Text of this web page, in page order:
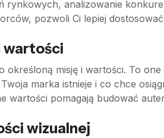
rynkowych, analizowanie
pozwoli Ci lepiej
wartości
określoną misję i wartości. To
marka istnieje i co chce
wartości pomagają budować
wizualnej